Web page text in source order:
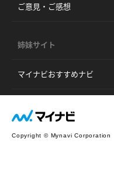
ご意見・ご感想
姉妹サイト
マイナビおすすめナビ
Copyright © Mynavi Corporation